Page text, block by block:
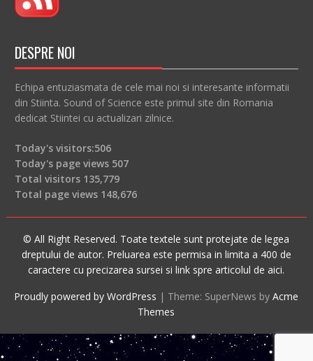
DESPRE NOI
Echipa entuziasmata de cele mai noi si interesante informatii
din Stiinta. Sound of Science este primul site din Romania
dedicat Stiintei cu actualizari zilnice.
Today's visitors:506
Today's page views 507
Total visitors 135,779
Total page views 148,676
© All Right Reserved. Toate textele sunt protejate de legea
dreptului de autor. Preluarea este permisa in limita a 400 de
caractere cu precizarea sursei si link spre articolul de aici.
Proudly powered by WordPress | Theme: SuperNews byAcme
Themes